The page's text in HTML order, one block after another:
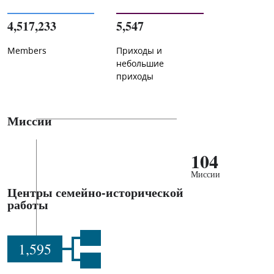
4,517,233
Members
5,547
Приходы и
небольшие
приходы
Миссии
104
Миссии
Центры семейно-исторической
работы
1,595